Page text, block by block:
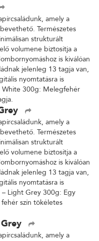
amely a
Természetes
strukturált
volumene biztosítja a
is kiválóan
jelenleg 13 tagja van,
nyomtatásra is
White 300g: Melegfehér
amely a
Természetes
strukturált
volumene biztosítja a
is kiválóan
jelenleg 13 tagja van,
nyomtatásra is
– Light Grey 300g: Egy
szín tökéletes
amely a